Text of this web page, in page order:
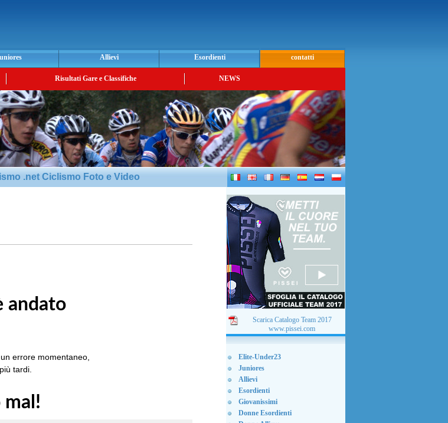
Allievi Esordienti contatti
Risultati Gare e Classifiche NEWS
.net Ciclismo Foto e Video
Scarica Catalogo Team 2017
www.pissei.com
Elite-Under23
Juniores
Allievi
Esordienti
Giovanissimi
Donne Esordienti